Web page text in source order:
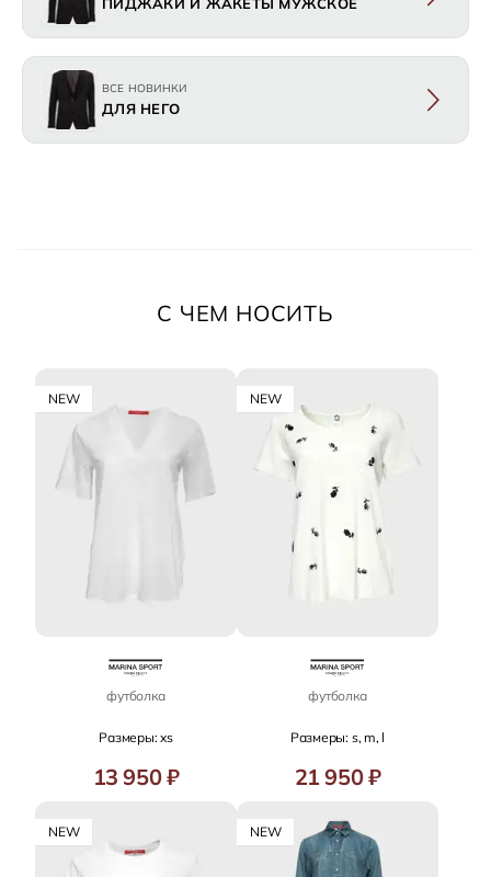
ВСЕ НОВИНКИ
ДЛЯ НЕГО
С ЧЕМ НОСИТЬ
NEW
футболка
Размеры: xs
13 950 ₽
NEW
футболка
Размеры: s, m, l
21 950 ₽
NEW NEW